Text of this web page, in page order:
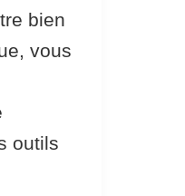
bien
vous
outils